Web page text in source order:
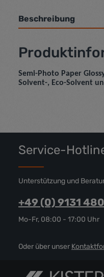
Beschreibung
Semi-Photo Paper
Solvent-, Eco-Solvent
Service-
Unterstützung und
+49 (0) 9131
Mo-Fr, 08:00 - 17:00 Uhr
Oder über unser